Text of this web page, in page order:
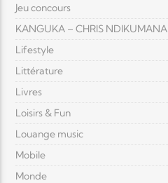
Jeu concours
KANGUKA – CHRIS NDIKUMANA
Lifestyle
Littérature
Livres
Loisirs & Fun
Louange music
Mobile
Monde